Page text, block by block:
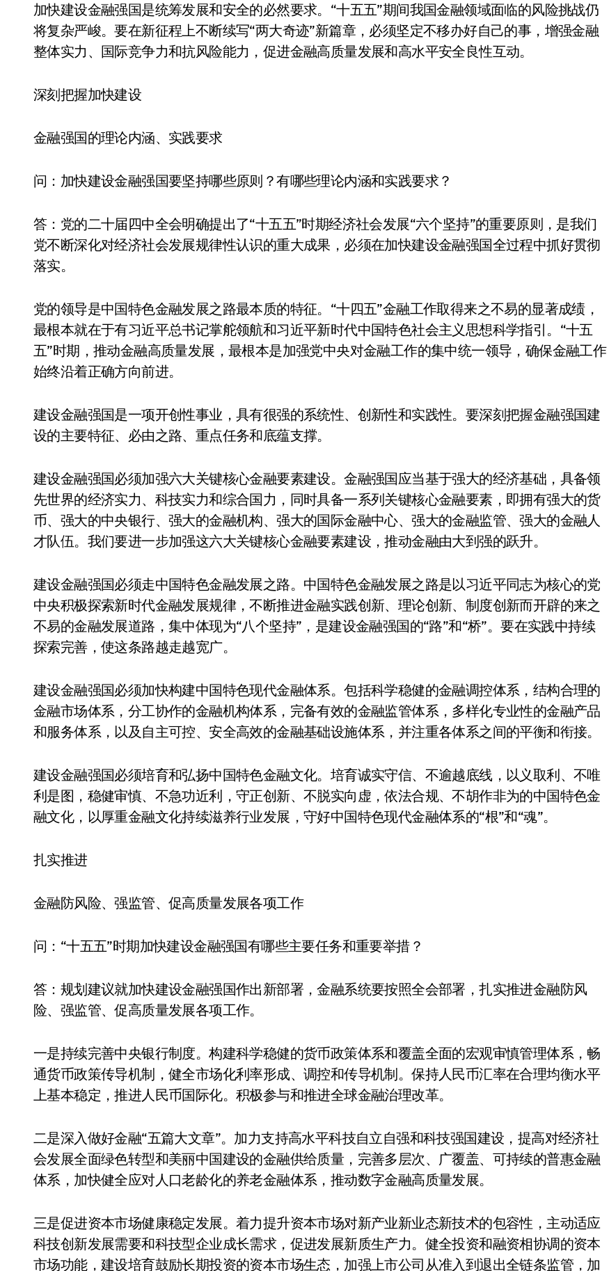
加快建设金融强国是统筹发展和安全的必然要求。“十五五”期间我国金融领域面临的风险挑战仍
将复杂严峻。要在新征程上不断续写“两大奇迹”新篇章，必须坚定不移办好自己的事，增强金融
整体实力、国际竞争力和抗风险能力，促进金融高质量发展和高水平安全良性互动。
深刻把握加快建设
金融强国的理论内涵、实践要求
问：加快建设金融强国要坚持哪些原则？有哪些理论内涵和实践要求？
答：党的二十届四中全会明确提出了“十五五”时期经济社会发展“六个坚持”的重要原则，是我们
党不断深化对经济社会发展规律性认识的重大成果，必须在加快建设金融强国全过程中抓好贯彻
落实。
党的领导是中国特色金融发展之路最本质的特征。“十四五”金融工作取得来之不易的显著成绩，
最根本就在于有习近平总书记掌舵领航和习近平新时代中国特色社会主义思想科学指引。“十五
五”时期，推动金融高质量发展，最根本是加强党中央对金融工作的集中统一领导，确保金融工作
始终沿着正确方向前进。
建设金融强国是一项开创性事业，具有很强的系统性、创新性和实践性。要深刻把握金融强国建
设的主要特征、必由之路、重点任务和底蕴支撑。
建设金融强国必须加强六大关键核心金融要素建设。金融强国应当基于强大的经济基础，具备领
先世界的经济实力、科技实力和综合国力，同时具备一系列关键核心金融要素，即拥有强大的货
币、强大的中央银行、强大的金融机构、强大的国际金融中心、强大的金融监管、强大的金融人
才队伍。我们要进一步加强这六大关键核心金融要素建设，推动金融由大到强的跃升。
建设金融强国必须走中国特色金融发展之路。中国特色金融发展之路是以习近平同志为核心的党
中央积极探索新时代金融发展规律，不断推进金融实践创新、理论创新、制度创新而开辟的来之
不易的金融发展道路，集中体现为“八个坚持”，是建设金融强国的“路”和“桥”。要在实践中持续
探索完善，使这条路越走越宽广。
建设金融强国必须加快构建中国特色现代金融体系。包括科学稳健的金融调控体系，结构合理的
金融市场体系，分工协作的金融机构体系，完备有效的金融监管体系，多样化专业性的金融产品
和服务体系，以及自主可控、安全高效的金融基础设施体系，并注重各体系之间的平衡和衔接。
建设金融强国必须培育和弘扬中国特色金融文化。培育诚实守信、不逾越底线，以义取利、不唯
利是图，稳健审慎、不急功近利，守正创新、不脱实向虚，依法合规、不胡作非为的中国特色金
融文化，以厚重金融文化持续滋养行业发展，守好中国特色现代金融体系的“根”和“魂”。
扎实推进
金融防风险、强监管、促高质量发展各项工作
问：“十五五”时期加快建设金融强国有哪些主要任务和重要举措？
答：规划建议就加快建设金融强国作出新部署，金融系统要按照全会部署，扎实推进金融防风
险、强监管、促高质量发展各项工作。
一是持续完善中央银行制度。构建科学稳健的货币政策体系和覆盖全面的宏观审慎管理体系，畅
通货币政策传导机制，健全市场化利率形成、调控和传导机制。保持人民币汇率在合理均衡水平
上基本稳定，推进人民币国际化。积极参与和推进全球金融治理改革。
二是深入做好金融“五篇大文章”。加力支持高水平科技自立自强和科技强国建设，提高对经济社
会发展全面绿色转型和美丽中国建设的金融供给质量，完善多层次、广覆盖、可持续的普惠金融
体系，加快健全应对人口老龄化的养老金融体系，推动数字金融高质量发展。
三是促进资本市场健康稳定发展。着力提升资本市场对新产业新业态新技术的包容性，主动适应
科技创新发展需要和科技型企业成长需求，促进发展新质生产力。健全投资和融资相协调的资本
市场功能，建设培育鼓励长期投资的资本市场生态，加强上市公司从准入到退出全链条监管，加
霸主，
牌桌
追觅清洁电器全球累计出
创新驱动多品类增长
8 月 6, 2026
从“卖电视”到“定规则”：
全球话语权
8 月 4, 2026